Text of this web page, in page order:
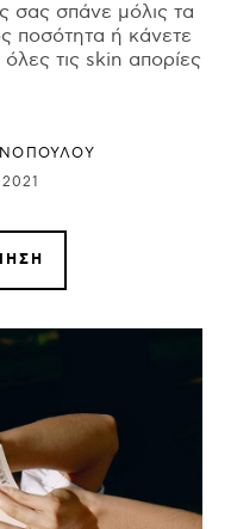
σας σπάνε μόλις τα
ποσότητα ή κάνετε
τις skin απορίες